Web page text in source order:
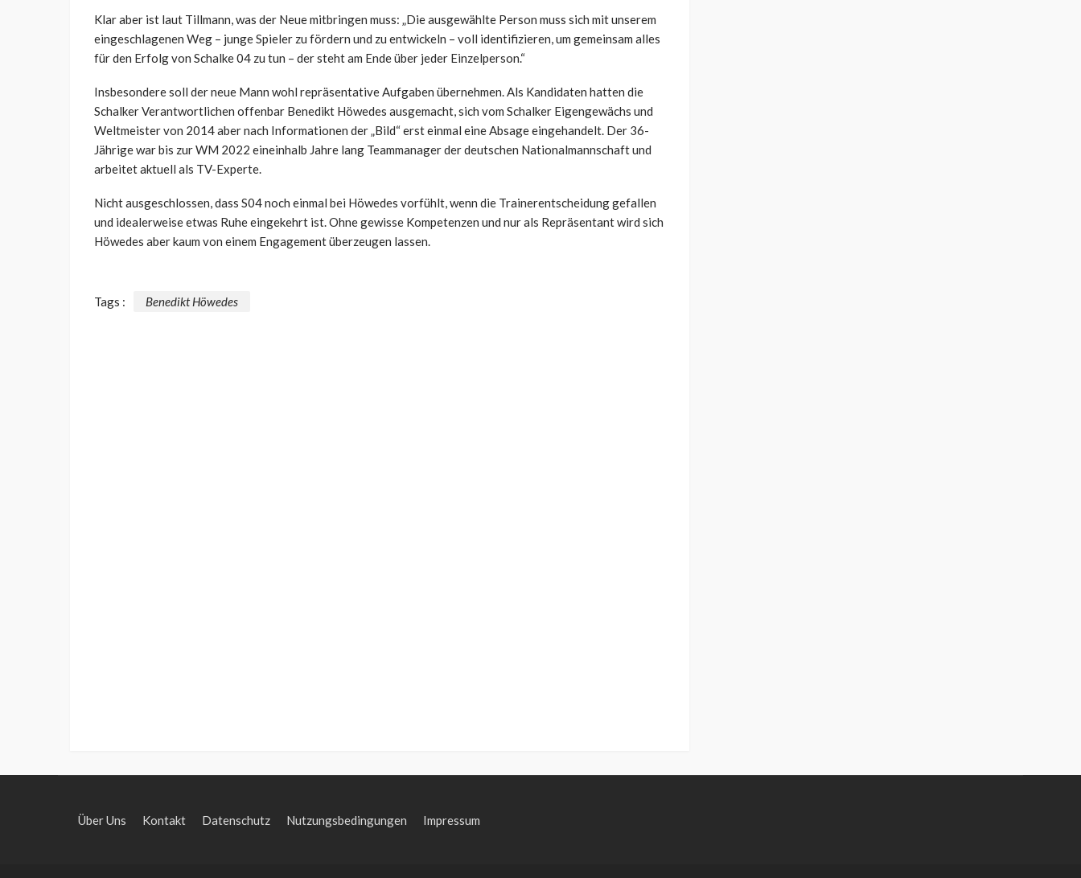
Klar aber ist laut Tillmann, was der Neue mitbringen muss: „Die ausgewählte Person muss sich mit unserem
eingeschlagenen Weg – junge Spieler zu fördern und zu entwickeln – voll identifizieren, um gemeinsam alles
für den Erfolg von Schalke 04 zu tun – der steht am Ende über jeder Einzelperson.“
Insbesondere soll der neue Mann wohl repräsentative Aufgaben übernehmen. Als Kandidaten hatten die
Schalker Verantwortlichen offenbar Benedikt Höwedes ausgemacht, sich vom Schalker Eigengewächs und
Weltmeister von 2014 aber nach Informationen der „Bild“ erst einmal eine Absage eingehandelt. Der 36-
Jährige war bis zur WM 2022 eineinhalb Jahre lang Teammanager der deutschen Nationalmannschaft und
arbeitet aktuell als TV-Experte.
Nicht ausgeschlossen, dass S04 noch einmal bei Höwedes vorfühlt, wenn die Trainerentscheidung gefallen
und idealerweise etwas Ruhe eingekehrt ist. Ohne gewisse Kompetenzen und nur als Repräsentant wird sich
Höwedes aber kaum von einem Engagement überzeugen lassen.
Tags : Benedikt Höwedes
Über Uns Kontakt Datenschutz Nutzungsbedingungen Impressum